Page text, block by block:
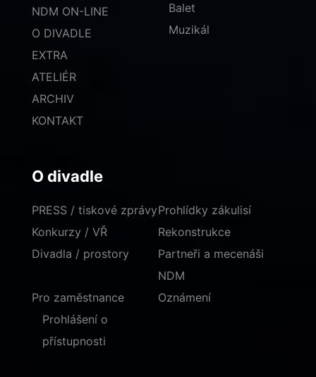
NDM ON-LINE
O DIVADLE
EXTRA
ATELIÉR
ARCHIV
KONTAKT
Balet
Muzikál
O divadle
PRESS / tiskové zprávy
Konkurzy / VŘ
Divadla / prostory
Prohlídky zákulisí
Rekonstrukce
Partneři a mecenáši
NDM
Pro zaměstnance
Oznámení
Prohlášení o
přístupnosti